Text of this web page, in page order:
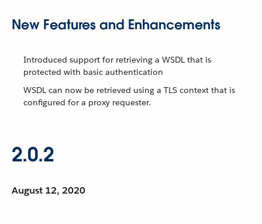
New Features and Enhancements
Introduced support for retrieving a WSDL that is
protected with basic authentication
WSDL can now be retrieved using a TLS context that is
configured for a proxy requester.
2.0.2
August 12, 2020